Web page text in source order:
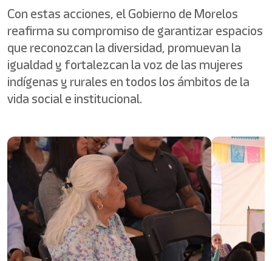
Con estas acciones, el Gobierno de Morelos
reafirma su compromiso de garantizar espacios
que reconozcan la diversidad, promuevan la
igualdad y fortalezcan la voz de las mujeres
indígenas y rurales en todos los ámbitos de la
vida social e institucional.